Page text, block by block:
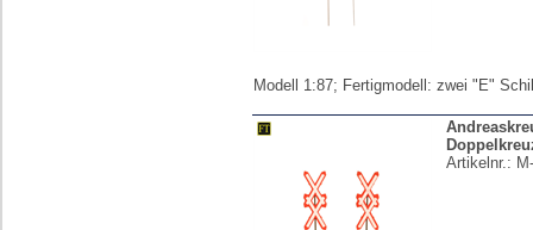
Modell 1:87; Fertigmodell: zwei "E"
Artikelnr.: